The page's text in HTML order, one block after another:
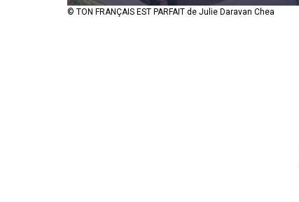
© TON FRANÇAIS EST PARFAIT de Julie Daravan Chea